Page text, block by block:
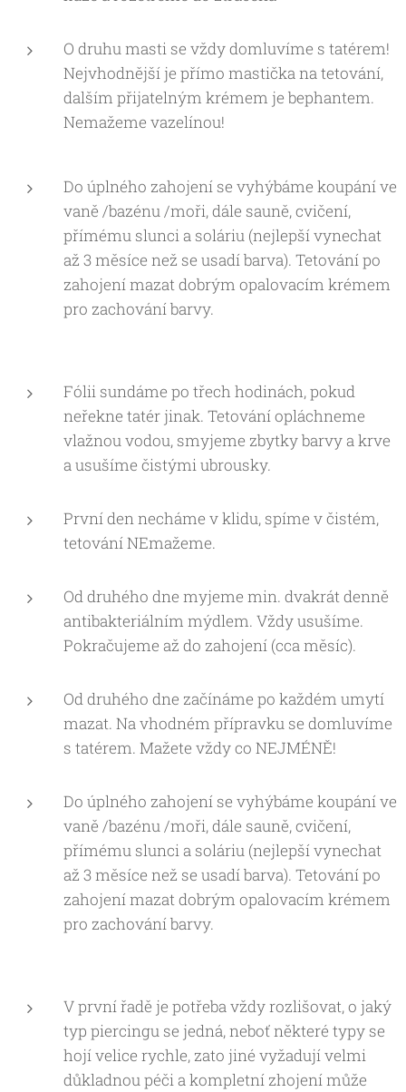
O druhu masti se vždy domluvíme s tatérem!
Nejvhodnější je přímo mastička na tetování,
dalším přijatelným krémem je bephantem.
Nemažeme vazelínou!
Do úplného zahojení se vyhýbáme koupání ve
vaně /bazénu /moři, dále sauně, cvičení,
přímému slunci a soláriu (nejlepší vynechat
až 3 měsíce než se usadí barva). Tetování po
zahojení mazat dobrým opalovacím krémem
pro zachování barvy.
Fólii sundáme po třech hodinách, pokud
neřekne tatér jinak. Tetování opláchneme
vlažnou vodou, smyjeme zbytky barvy a krve
a usušíme čistými ubrousky.
První den necháme v klidu, spíme v čistém,
tetování NEmažeme.
Od druhého dne myjeme min. dvakrát denně
antibakteriálním mýdlem. Vždy usušíme.
Pokračujeme až do zahojení (cca měsíc).
Od druhého dne začínáme po každém umytí
mazat. Na vhodném přípravku se domluvíme
s tatérem. Mažete vždy co NEJMÉNĚ!
Do úplného zahojení se vyhýbáme koupání ve
vaně /bazénu /moři, dále sauně, cvičení,
přímému slunci a soláriu (nejlepší vynechat
až 3 měsíce než se usadí barva). Tetování po
zahojení mazat dobrým opalovacím krémem
pro zachování barvy.
V první řadě je potřeba vždy rozlišovat, o jaký
typ piercingu se jedná, neboť některé typy se
hojí velice rychle, zato jiné vyžadují velmi
důkladnou péči a kompletní zhojení může